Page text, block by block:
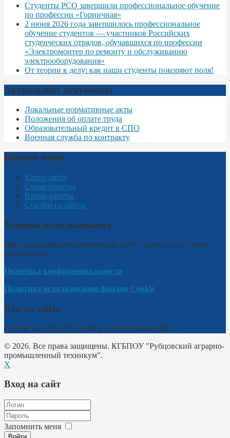
Студенты РСО завершили профессиональное обучение
по профессии «Горничная»
2 июня 2026 года завершилось профессиональное
обучение студентов — участников Российских
студенческих отрядов, обучавшихся по профессии
«Электромонтер по ремонту и обслуживанию
электрооборудования»
От теории к делу: как наши студенты покоряют поля!
Актуальные документы
Локальные нормативные акты
Положения об оплате труда
Образовательный кредит в СПО
Военная служба по контракту
Нижнее меню
Карта сайта
Схема проезда
Время работы
Ссылки на сайты
Условия использования
При использовании материалов сайта ссылка на источник
обязательна.
Политика конфиденциальности
Политика использования файлов Cookie
Кто на сайте
Сейчас на сайте 87 гостей и нет пользователей
© 2026. Все права защищены. КГБПОУ "Рубцовский аграрно-
промышленный техникум".
X
Вход на сайт
Запомнить меня